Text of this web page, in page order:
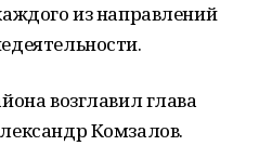
из направлений
возглавил глава
Комзалов.